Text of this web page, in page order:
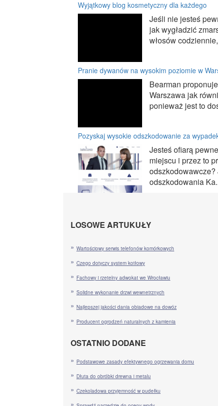
Wyjątkowy blog kosmetyczny dla każdego
Jeśli nie jesteś
jak wygładzić
włosów
Pranie dywanów na wysokim poziomie w
Bearman
Warszawa jak
ponieważ jest to
Pozyskaj wysokie odszkodowanie za
Jesteś ofiarą
miejscu i przez to
odszkodowawcze?
odszkodowania
LOSOWE ARTUKUŁY
Wartościowy serwis telefonów komórkowych
Czego dotyczy system kotłowy
Fachowy i rzetelny adwokat we Wrocławiu
Solidne wykonanie drzwi wewnetrznych
Najlepszej jakości dania obiadowe na dowóz
Producent ogrodzeń naturalnych z kamienia
OSTATNIO DODANE
Podstawowe zasady efektywnego ogrzewania domu
Dłuta do obróbki drewna i metalu
Czekoladowa przyjemność w pudełku